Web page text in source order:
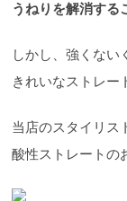
うねりを解消する
しかし、強くない
きれいなストレー
当店のスタイリス
酸性ストレートの